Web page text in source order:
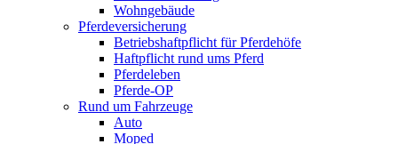
Wohngebäude
Pferdeversicherung
Betriebshaftpflicht für Pferdehöfe
Haftpflicht rund ums Pferd
Pferdeleben
Pferde-OP
Rund um Fahrzeuge
Auto
Moped